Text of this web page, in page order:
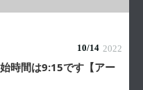
10/14 2022
時間は9:15です【アー